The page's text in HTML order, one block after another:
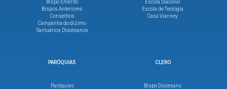
Bispo Emérito
Bispos Anteriores
Conselhos
Campanha do dízimo
Santuários Diocesanos
Escola Diaconal
Escola de Teologia
Casa Vianney
PARÓQUIAS
Paróquias
CLERO
Bispo Diocesano